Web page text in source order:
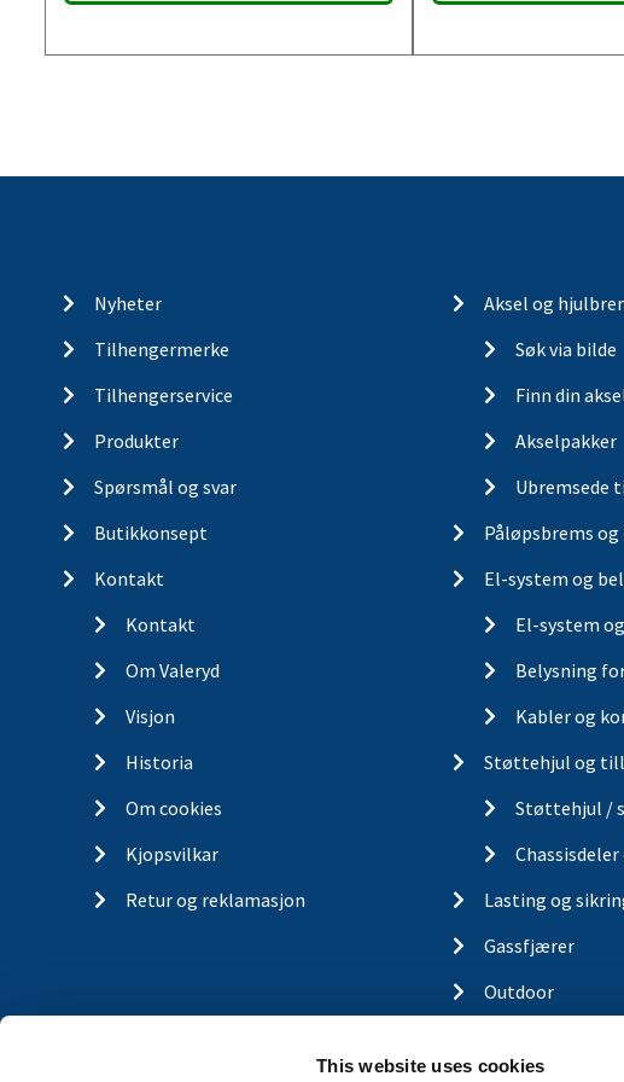
This website uses cookies
Nyheter
Tilhengermerke
Tilhengerservice
Produkter
Spørsmål og svar
Butikkonsept
Kontakt
Kontakt
Om Valeryd
Visjon
Historia
Om cookies
Kjopsvilkar
Retur og reklamasjon
Aksel og
Søk via bilde
Finn din
Akselpakker
Ubremsede
Påløpsbrems
El-system og
El-system
Belysning
Kabler og
Støttehjul og
Støttehjul /
Lasting og
Gassfjærer
Outdoor